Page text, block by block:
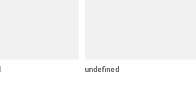
undefined